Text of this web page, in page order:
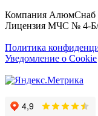
Компания АлюмСнаб
Лицензия МЧС № 4-Б/
Политика
Уведомление о Cookie